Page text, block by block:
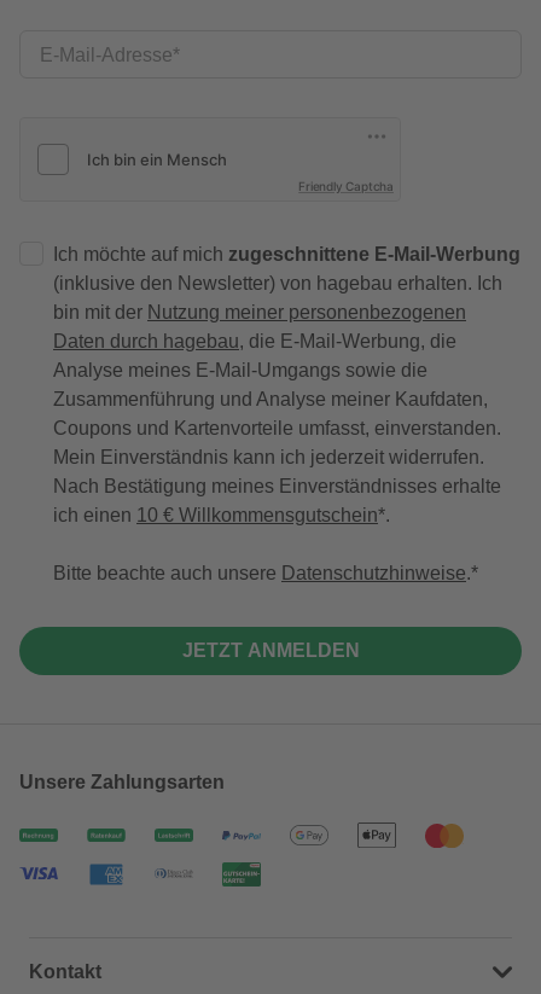
E-Mail-Adresse
Friendly Captcha
Ich möchte auf mich zugeschnittene E-Mail-Werbung
(inklusive den Newsletter) von hagebau erhalten. Ich
bin mit der Nutzung meiner personenbezogenen
Daten durch hagebau, die E-Mail-Werbung, die
Analyse meines E-Mail-Umgangs sowie die
Zusammenführung und Analyse meiner Kaufdaten,
Coupons und Kartenvorteile umfasst, einverstanden.
Mein Einverständnis kann ich jederzeit widerrufen.
Nach Bestätigung meines Einverständnisses erhalte
ich einen 10 € Willkommensgutschein*.
Bitte beachte auch unsere Datenschutzhinweise.
JETZT ANMELDEN
Unsere Zahlungsarten
Kontakt